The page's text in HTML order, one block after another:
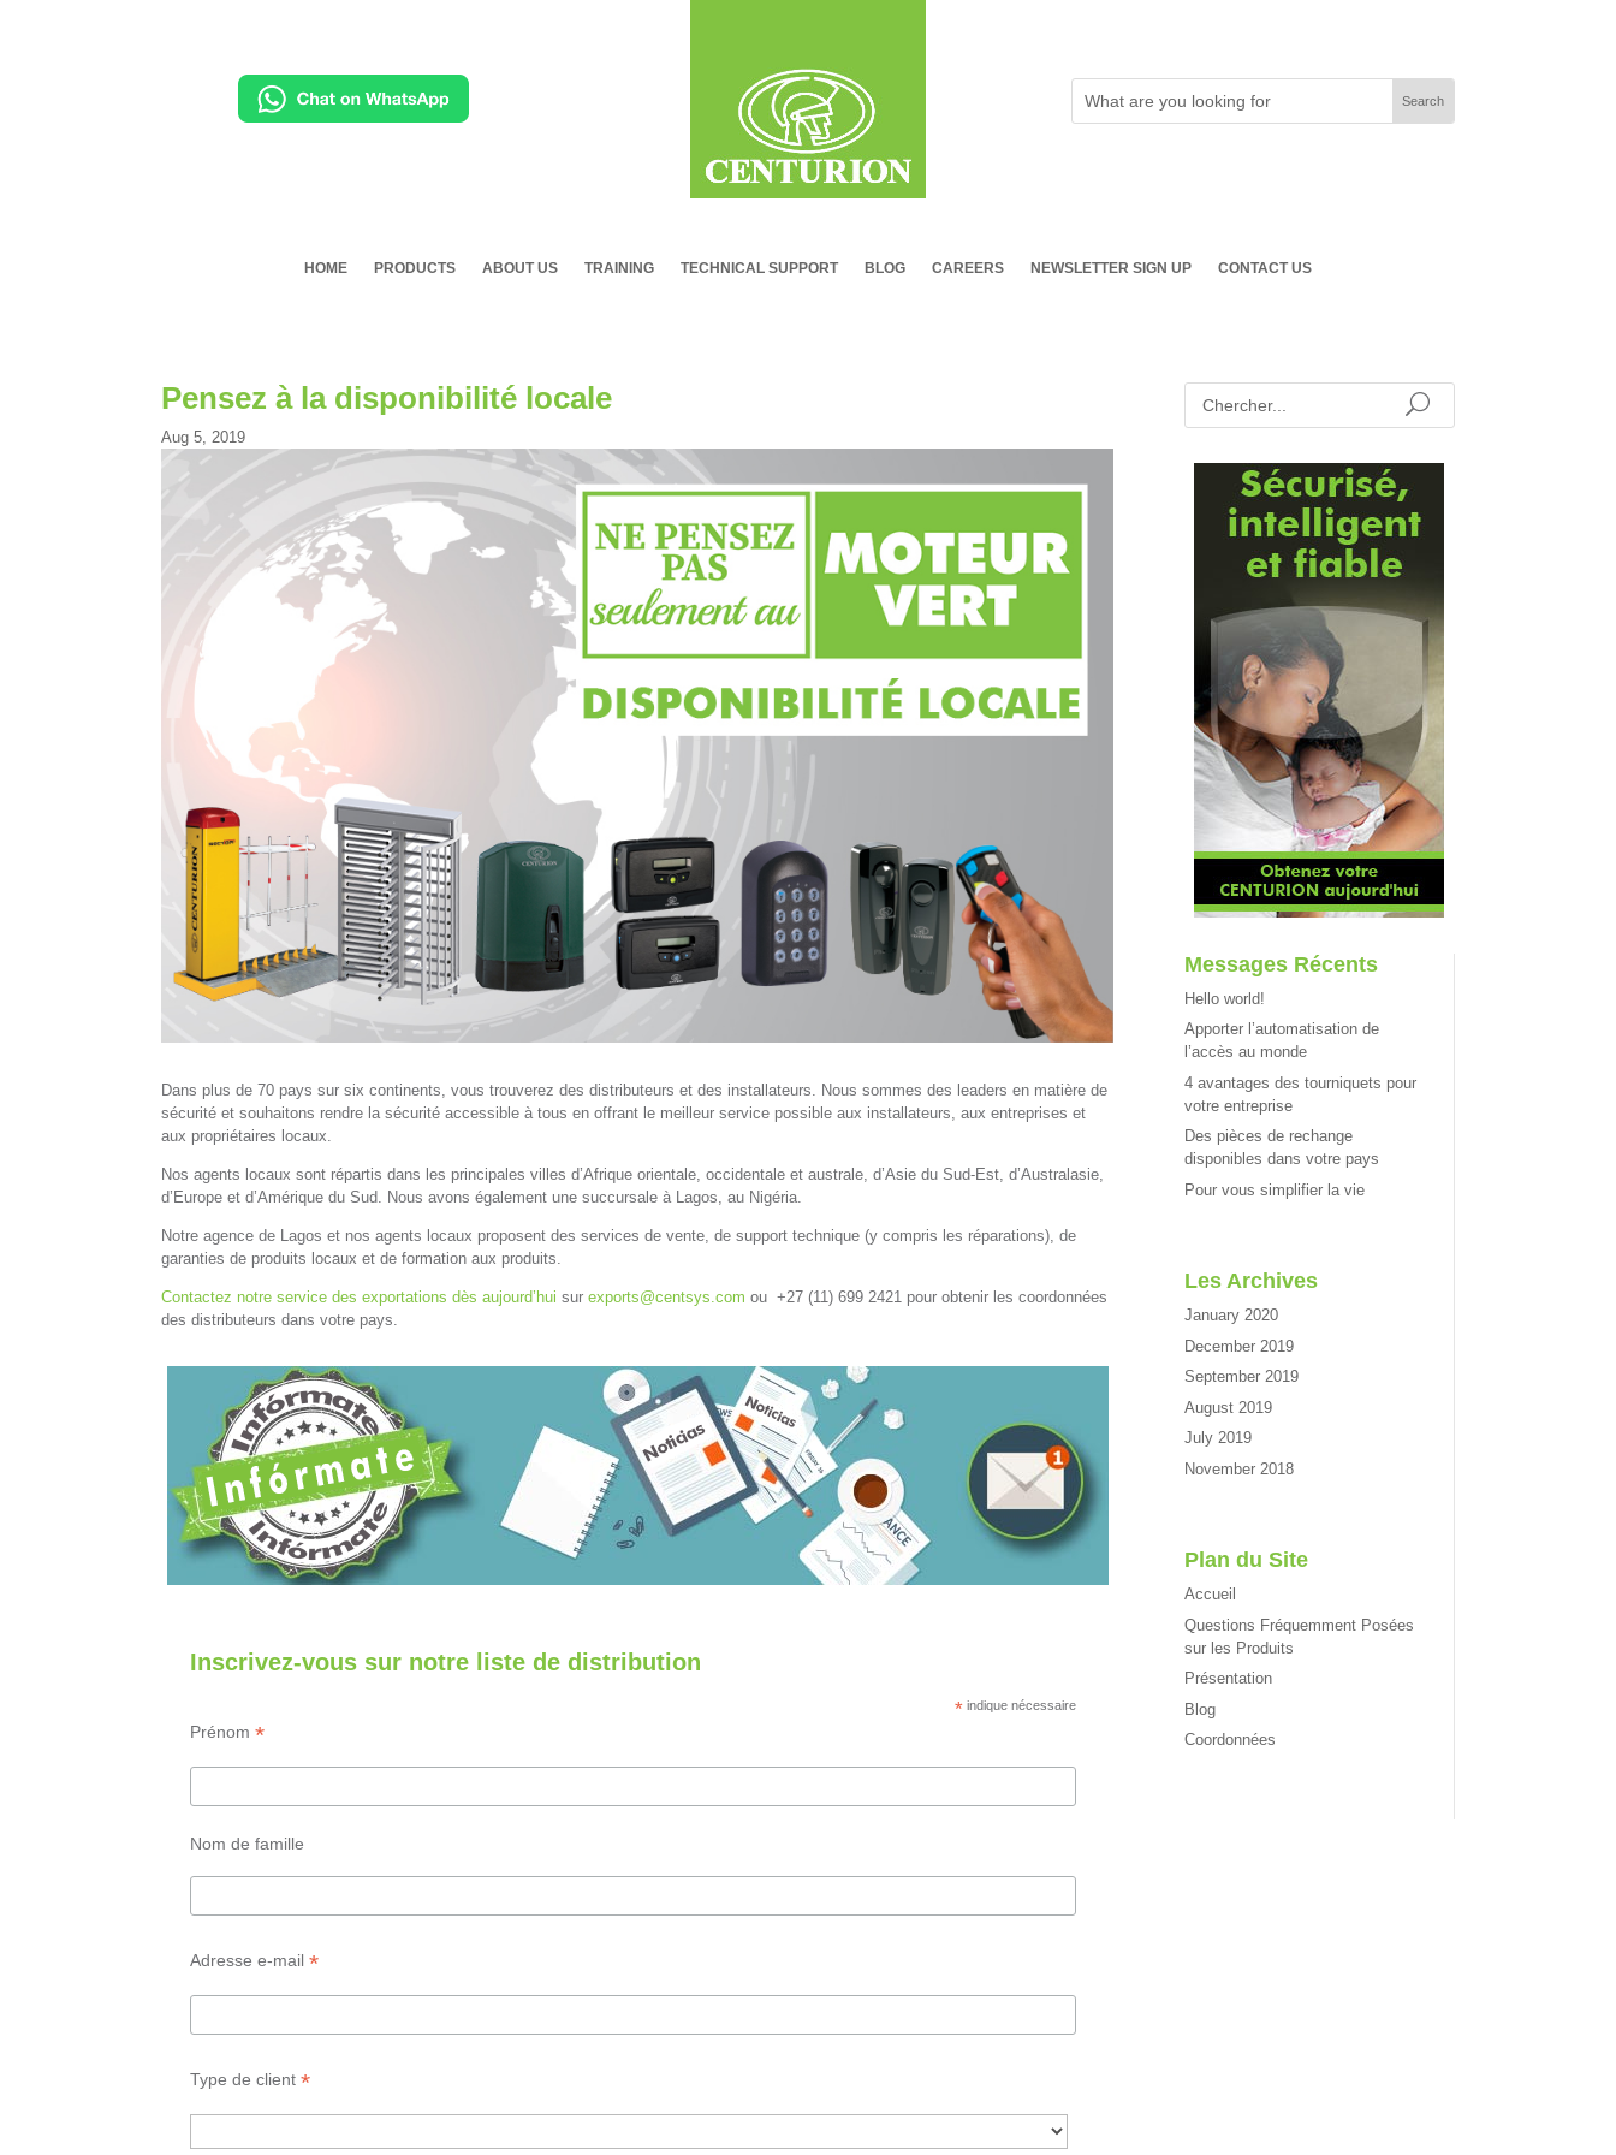
HOME PRODUCTS ABOUT US TRAINING TECHNICAL SUPPORT BLOG CAREERS NEWSLETTER SIGN UP CONTACT US
Pensez à la disponibilité locale
Aug 5, 2019
Dans plus de 70 pays sur six continents, vous trouverez des distributeurs et des installateurs. Nous sommes des leaders en matière de
sécurité et souhaitons rendre la sécurité accessible à tous en offrant le meilleur service possible aux installateurs, aux entreprises et
aux propriétaires locaux.
Nos agents locaux sont répartis dans les principales villes d’Afrique orientale, occidentale et australe, d’Asie du Sud-Est, d’Australasie,
d’Europe et d’Amérique du Sud. Nous avons également une succursale à Lagos, au Nigéria.
Notre agence de Lagos et nos agents locaux proposent des services de vente, de support technique (y compris les réparations), de
garanties de produits locaux et de formation aux produits.
Contactez notre service des exportations dès aujourd’hui surexports@centsys.com ou +27 (11) 699 2421 pour obtenir les coordonnées
des distributeurs dans votre pays.
Inscrivez-vous sur notre liste de distribution
* indique nécessaire
Prénom*
Nom de famille
Adresse e-mail*
Type de client*
Messages Récents
Hello world!
Apporter l’automatisation de
l’accès au monde
4 avantages des tourniquets pour
votre entreprise
Des pièces de rechange
disponibles dans votre pays
Pour vous simplifier la vie
Les Archives
January 2020
December 2019
September 2019
August 2019
July 2019
November 2018
Plan du Site
Accueil
Questions Fréquemment Posées
sur les Produits
Présentation
Blog
Coordonnées